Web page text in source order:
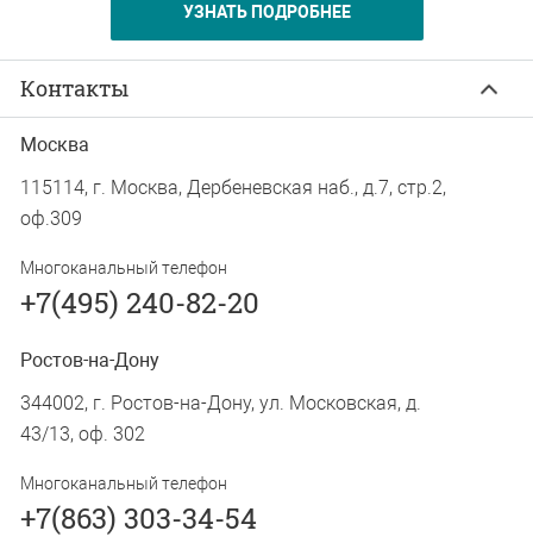
УЗНАТЬ ПОДРОБНЕЕ
Контакты
Москва
115114, г. Москва, Дербеневская наб., д.7, стр.2,
оф.309
Многоканальный телефон
+7(495) 240-82-20
Ростов-на-Дону
344002, г. Ростов-на-Дону, ул. Московская, д.
43/13, оф. 302
Многоканальный телефон
+7(863) 303-34-54